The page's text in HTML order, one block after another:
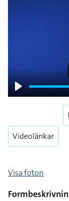
Play
Videolänkar
Visa foton